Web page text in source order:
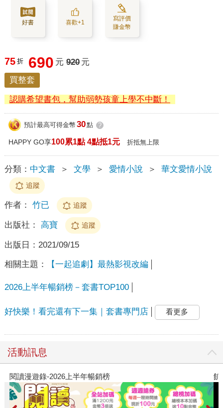
好書 喜歡+1
寫評價
賺金幣
75 折 690 元 920 元
買整套
認購希望書包，幫助弱勢孩童上學不中斷！
預計最高可得金幣 30點 ?
HAPPY GO享100累1點 4點抵1元 折抵無上限
分類： 中文書 ＞ 文學 ＞ 愛情小說 ＞ 華文愛情小說
追蹤
作者： 竹已 追蹤
出版社： 高寶 追蹤
出版日： 2021/09/15
相關主題： 【一起追劇】最熱影視改編
2026上半年暢銷榜－套書TOP100
好快樂！看完還有下一集｜套書專門店 看更多
活動訊息
閱讀漫遊錄-2026上半年暢銷榜 飢